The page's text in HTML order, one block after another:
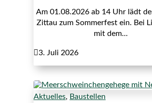
Am 01.08.2026 ab 14 Uhr lädt
Zittau zum Sommerfest ein. Bei
mit dem...
3. Juli 2026
Aktuelles, Baustellen